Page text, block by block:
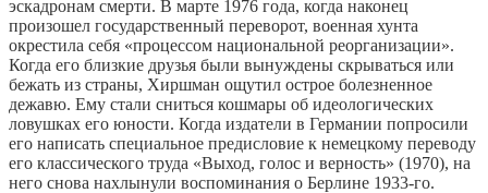
эскадронам смерти. В марте 1976 года, когда наконец
произошел государственный переворот, военная хунта
окрестила себя «процессом национальной реорганизации».
Когда его близкие друзья были вынуждены скрываться или
бежать из страны, Хиршман ощутил острое болезненное
дежавю. Ему стали сниться кошмары об идеологических
ловушках его юности. Когда издатели в Германии попросили
его написать специальное предисловие к немецкому переводу
его классического труда «Выход, голос и верность» (1970), на
него снова нахлынули воспоминания о Берлине 1933-го.